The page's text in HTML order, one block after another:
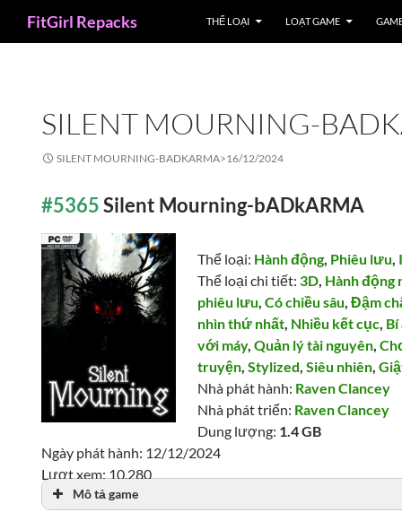
FitGirl Repacks THỂ LOẠI LOẠT GAME
SILENT MOURNING-
SILENT MOURNING-BADKARMA>16/12/2024
#5365Silent Mourning-bADkARMA
Thể loại: Hành động, Phiêu lưu,
Thể loại chi tiết: 3D, Hành động
phiêu lưu,Có chiều sâu,Đậm
nhìn thứ nhất, Nhiều kết cục, Bí
với máy,Quản lý tài nguyên,
truyện,Stylized,Siêu nhiên,
Nhà phát hành: Raven Clancey
Nhà phát triển: Raven Clancey
Dung lượng: 1.4 GB
Ngày phát hành: 12/12/2024
Lượt xem: 10,280
Mô tả game